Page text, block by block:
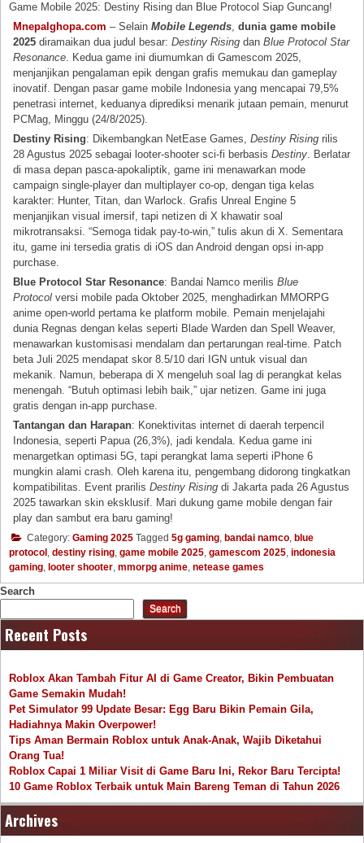
Game Mobile 2025: Destiny Rising dan Blue Protocol Siap Guncang!
Mnepalghopa.com – SelainMobile Legends,dunia game mobile
2025 diramaikan dua judul besar:Destiny Rising danBlue Protocol Star
Resonance. Kedua game ini diumumkan di Gamescom 2025,
menjanjikan pengalaman epik dengan grafis memukau dan gameplay
inovatif. Dengan pasar game mobile Indonesia yang mencapai 79,5%
penetrasi internet, keduanya diprediksi menarik jutaan pemain, menurut
PCMag, Minggu (24/8/2025).
Destiny Rising: Dikembangkan NetEase Games,Destiny Rising rilis
28 Agustus 2025 sebagai looter-shooter sci-fi berbasisDestiny. Berlatar
di masa depan pasca-apokaliptik, game ini menawarkan mode
campaign single-player dan multiplayer co-op, dengan tiga kelas
karakter: Hunter, Titan, dan Warlock. Grafis Unreal Engine 5
menjanjikan visual imersif, tapi netizen di X khawatir soal
mikrotransaksi. “Semoga tidak pay-to-win,” tulis akun di X. Sementara
itu, game ini tersedia gratis di iOS dan Android dengan opsi in-app
purchase.
Blue Protocol Star Resonance: Bandai Namco merilisBlue
Protocol versi mobile pada Oktober 2025, menghadirkan MMORPG
anime open-world pertama ke platform mobile. Pemain menjelajahi
dunia Regnas dengan kelas seperti Blade Warden dan Spell Weaver,
menawarkan kustomisasi mendalam dan pertarungan real-time. Patch
beta Juli 2025 mendapat skor 8.5/10 dari IGN untuk visual dan
mekanik. Namun, beberapa di X mengeluh soal lag di perangkat kelas
menengah. “Butuh optimasi lebih baik,” ujar netizen. Game ini juga
gratis dengan in-app purchase.
Tantangan dan Harapan: Konektivitas internet di daerah terpencil
Indonesia, seperti Papua (26,3%), jadi kendala. Kedua game ini
menargetkan optimasi 5G, tapi perangkat lama seperti iPhone 6
mungkin alami crash. Oleh karena itu, pengembang didorong tingkatkan
kompatibilitas. Event prarilisDestiny Rising di Jakarta pada 26 Agustus
2025 tawarkan skin eksklusif. Mari dukung game mobile dengan fair
play dan sambut era baru gaming!
Category: Gaming 2025 Tagged 5g gaming bandai namco blue
protocol destiny rising game mobile 2025 gamescom 2025 indonesia
gaming looter shooter mmorpg anime netease games
Search
Search
Recent Posts
Roblox Akan Tambah Fitur AI di Game Creator, Bikin Pembuatan
Game Semakin Mudah!
Pet Simulator 99 Update Besar: Egg Baru Bikin Pemain Gila,
Hadiahnya Makin Overpower!
Tips Aman Bermain Roblox untuk Anak-Anak, Wajib Diketahui
Orang Tua!
Roblox Capai 1 Miliar Visit di Game Baru Ini, Rekor Baru Tercipta!
10 Game Roblox Terbaik untuk Main Bareng Teman di Tahun 2026
Archives